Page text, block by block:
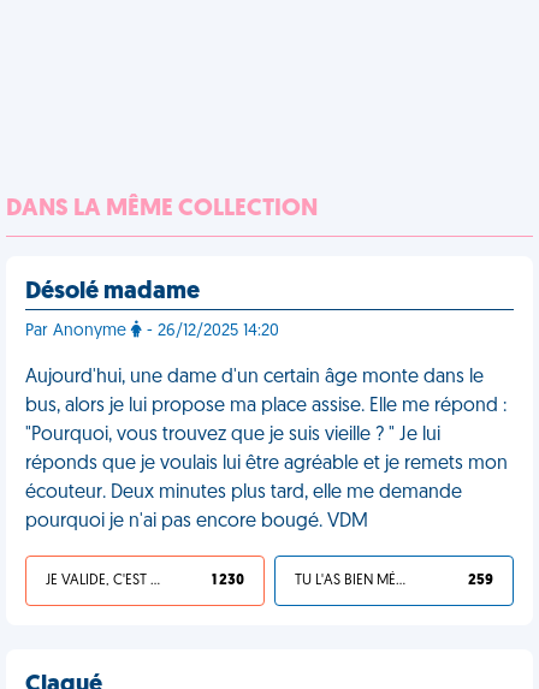
DANS LA MÊME COLLECTION
Désolé madame
Par Anonyme - 26/12/2025 14:20
Aujourd'hui, une dame d'un certain âge monte dans le
bus, alors je lui propose ma place assise. Elle me répond :
"Pourquoi, vous trouvez que je suis vieille ? " Je lui
réponds que je voulais lui être agréable et je remets mon
écouteur. Deux minutes plus tard, elle me demande
pourquoi je n'ai pas encore bougé. VDM
JE VALIDE, C'EST UNE VDM 1 230 TU L'AS BIEN MÉRITÉ 259